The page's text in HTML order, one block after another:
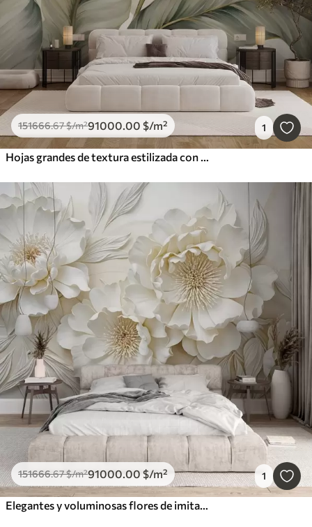
151666.67$/m²91000.00 $/m² 1
Hojas grandes de textura estilizada con venas detalladas en varios tonos de verde, crema y beige
151666.67$/m²91000.00 $/m² 1
Elegantes y voluminosas flores de imitación de peonía blanca con suaves pétalos y centros amarillo pastel, sobre un fondo claro